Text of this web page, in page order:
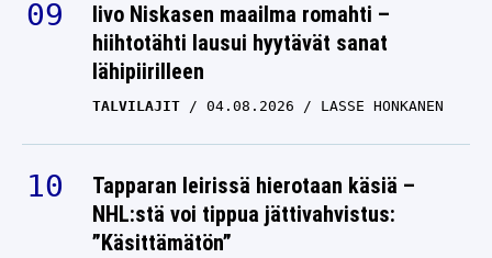
Iivo Niskasen maailma romahti –
hiihtotähti lausui hyytävät sanat
lähipiirilleen
TALVILAJIT 04.08.2026 LASSE HONKANEN
Tapparan leirissä hierotaan käsiä –
NHL:stä voi tippua jättivahvistus:
”Käsittämätön”